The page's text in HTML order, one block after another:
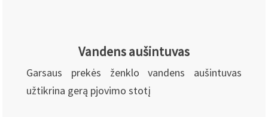
Vandens aušintuvas
Garsaus prekės ženklo vandens aušintuvas
užtikrina gerą pjovimo stotį